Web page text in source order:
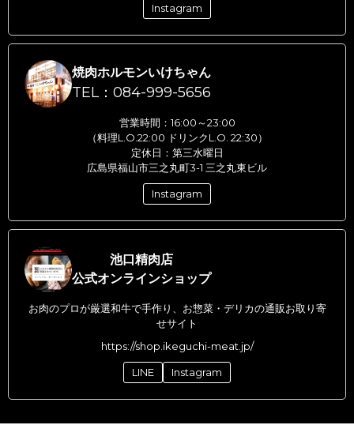
Instagram
焼肉ホルモンいけちゃん
TEL：084-999-5656
営業時間：16:00～23:00
（料理L.O.22:00 ドリンクL.O. 22:30）
定休日：第三水曜日
広島県福山市三之丸町3-1 三之丸東ビル
Instagram
池口精肉店
公式オンラインショップ
お肉のプロが厳選和牛で手作り、お惣菜・デリカの通販お取り寄
せサイト
https://shop.ikeguchi-meat.jp/
LINE Instagram